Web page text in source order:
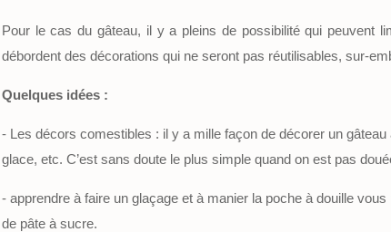
Pour le cas du gâteau, il y a pleins de possibilité qui peuvent
débordent des décorations qui ne seront pas réutilisables, sur-
Quelques idées :
- Les décors comestibles : il y a mille façon de décorer un
glace, etc. C’est sans doute le plus simple quand on est pas
- apprendre à faire un glaçage et à manier la poche à douille
de pâte à sucre.